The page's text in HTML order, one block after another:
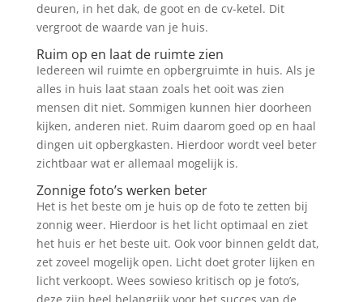
deuren, in het dak, de goot en de cv-ketel. Dit
vergroot de waarde van je huis.
Ruim op en laat de ruimte zien
Iedereen wil ruimte en opbergruimte in huis. Als je
alles in huis laat staan zoals het ooit was zien
mensen dit niet. Sommigen kunnen hier doorheen
kijken, anderen niet. Ruim daarom goed op en haal
dingen uit opbergkasten. Hierdoor wordt veel beter
zichtbaar wat er allemaal mogelijk is.
Zonnige foto’s werken beter
Het is het beste om je huis op de foto te zetten bij
zonnig weer. Hierdoor is het licht optimaal en ziet
het huis er het beste uit. Ook voor binnen geldt dat,
zet zoveel mogelijk open. Licht doet groter lijken en
licht verkoopt. Wees sowieso kritisch op je foto’s,